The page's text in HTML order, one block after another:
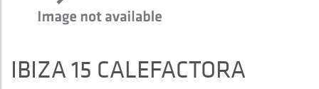
IBIZA 15 CALEFACTORA